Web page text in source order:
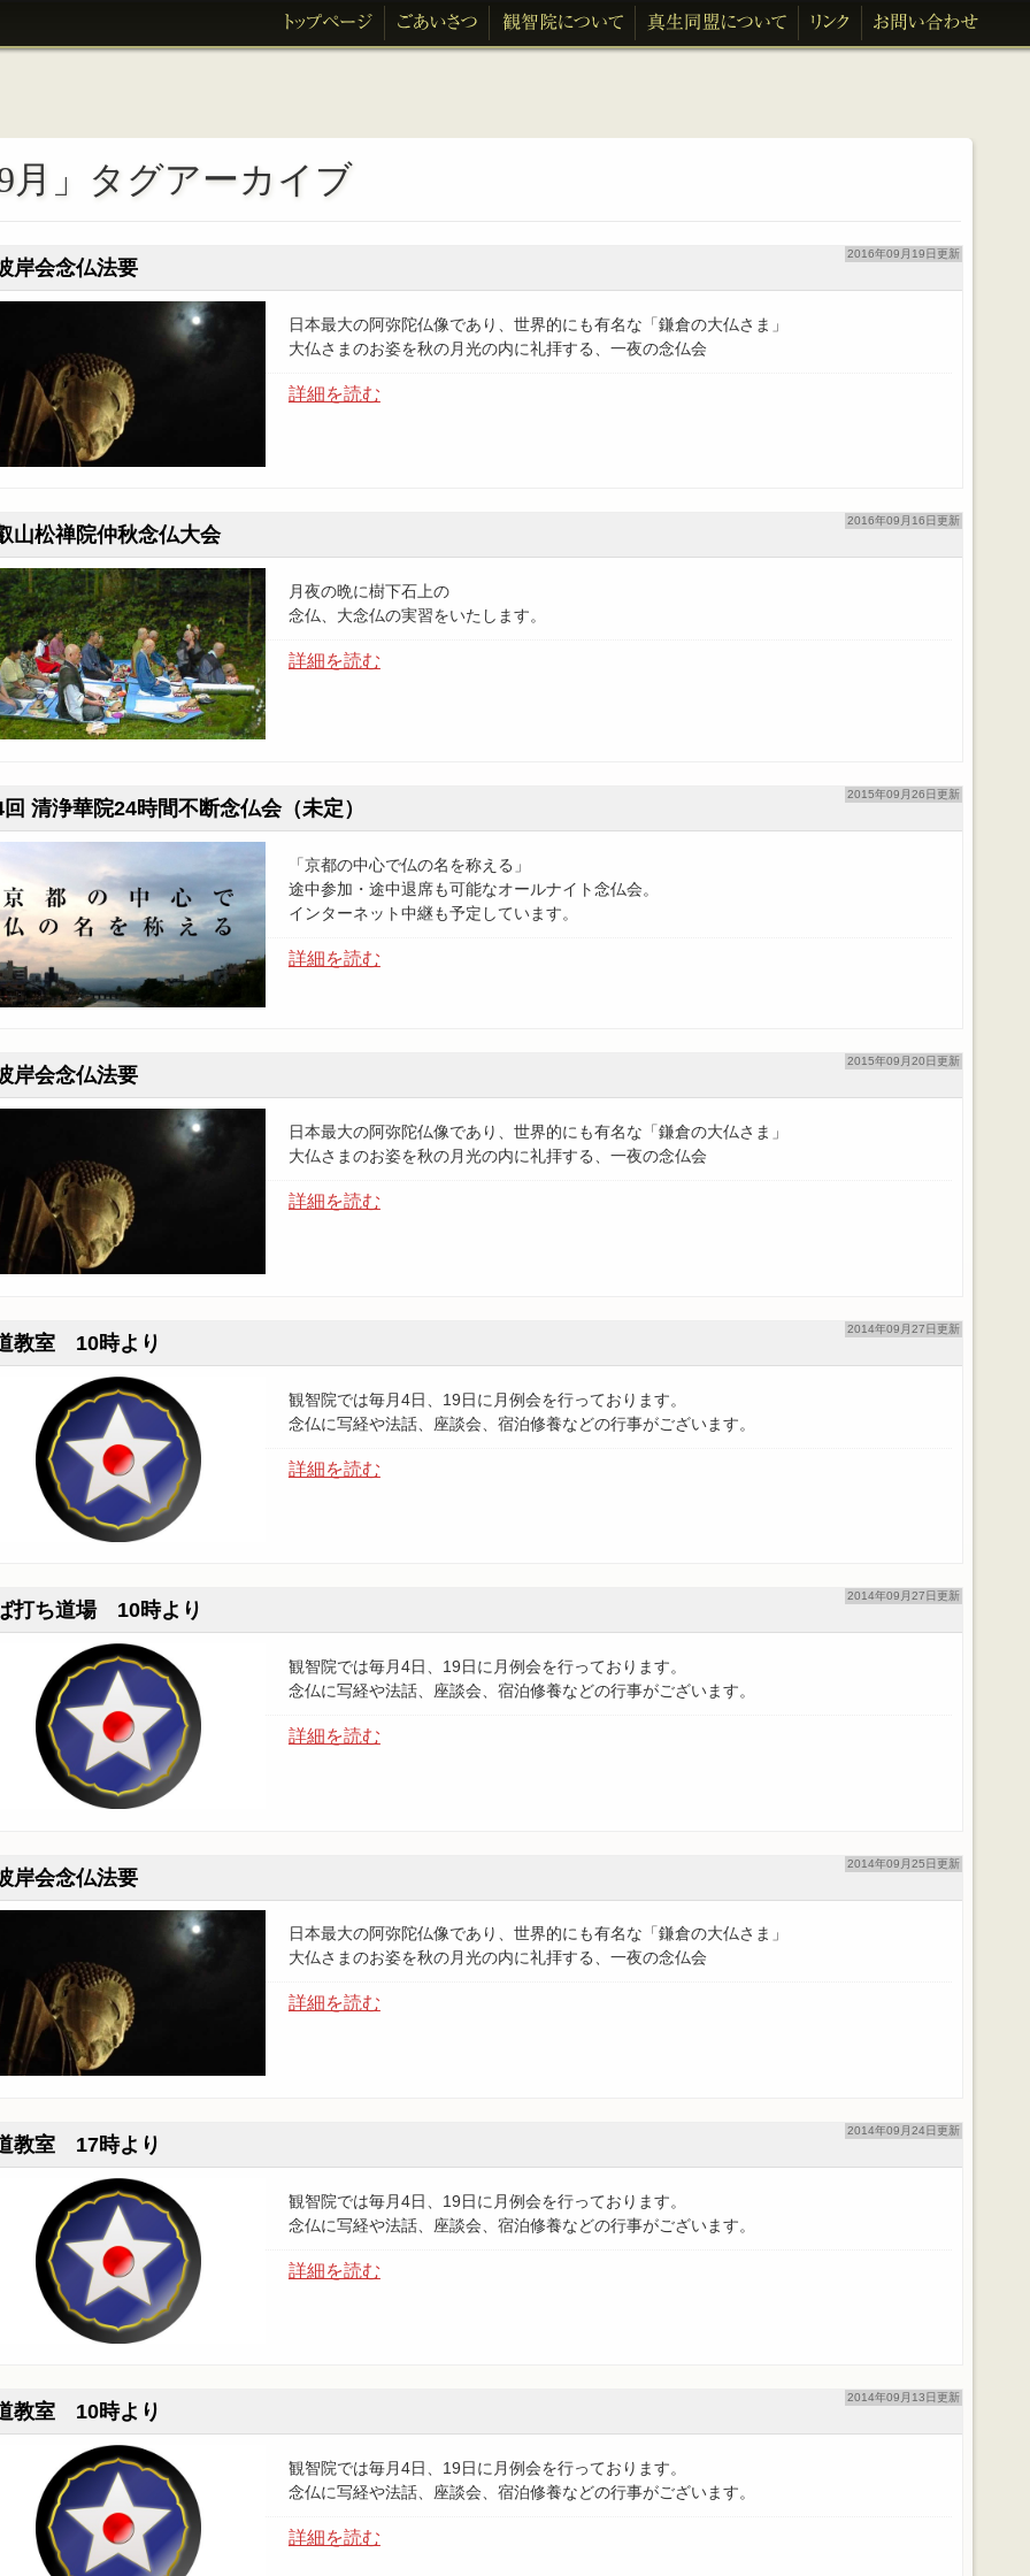
月」タグアーカイブ
2016年09月19日更新
岸会念仏法要
日本最大の阿弥陀仏像であり、世界的にも有名な「鎌倉の大仏さま」
大仏さまのお姿を秋の月光の内に礼拝する、一夜の念仏会
詳細を読む
2016年09月16日更新
山松禅院仲秋念仏大会
月夜の晩に樹下石上の
念仏、大念仏の実習をいたします。
詳細を読む
2015年09月26日更新
清浄華院24時間不断念仏会（未定）
「京都の中心で仏の名を称える」
途中参加・途中退席も可能なオールナイト念仏会。
インターネット中継も予定しています。
詳細を読む
2015年09月20日更新
岸会念仏法要
日本最大の阿弥陀仏像であり、世界的にも有名な「鎌倉の大仏さま」
大仏さまのお姿を秋の月光の内に礼拝する、一夜の念仏会
詳細を読む
2014年09月27日更新
教室 10時より
観智院では毎月4日、19日に月例会を行っております。
念仏に写経や法話、座談会、宿泊修養などの行事がございます。
詳細を読む
2014年09月27日更新
打ち道場 10時より
観智院では毎月4日、19日に月例会を行っております。
念仏に写経や法話、座談会、宿泊修養などの行事がございます。
詳細を読む
2014年09月25日更新
岸会念仏法要
日本最大の阿弥陀仏像であり、世界的にも有名な「鎌倉の大仏さま」
大仏さまのお姿を秋の月光の内に礼拝する、一夜の念仏会
詳細を読む
2014年09月24日更新
教室 17時より
観智院では毎月4日、19日に月例会を行っております。
念仏に写経や法話、座談会、宿泊修養などの行事がございます。
詳細を読む
2014年09月13日更新
教室 10時より
観智院では毎月4日、19日に月例会を行っております。
念仏に写経や法話、座談会、宿泊修養などの行事がございます。
詳細を読む